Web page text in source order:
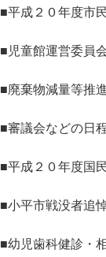
■平成２０年度市
■児童館運営委員
■廃棄物減量等推
■審議会などの日
■平成２０年度国
■小平市戦没者追
■幼児歯科健診・